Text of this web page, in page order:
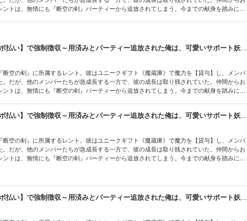
ントは、無情にも『断空の剣』パーティーから追放されてしまう。今までの献身を踏みにじ
貸した魔力は【リボ払い】で強制徴収～用済みとパーティー追放された俺は、可愛いサポート妖精と一緒に取り立てた魔力を運用して最強を目指す。～（単話版）第13話
断空の剣』に所属するレント。彼はユニークギフト《魔蔵庫》で魔力を【貸与】し、メンバ
。だが、他のメンバーたちが急成長する一方で、彼の成長は取り残されていた。仲間からお
ントは、無情にも『断空の剣』パーティーから追放されてしまう。今までの献身を踏みにじ
／フレックスコミックス
貸した魔力は【リボ払い】で強制徴収～用済みとパーティー追放された俺は、可愛いサポート妖精と一緒に取り立てた魔力を運用して最強を目指す。～（単話版）第14話
断空の剣』に所属するレント。彼はユニークギフト《魔蔵庫》で魔力を【貸与】し、メンバ
。だが、他のメンバーたちが急成長する一方で、彼の成長は取り残されていた。仲間からお
ントは、無情にも『断空の剣』パーティーから追放されてしまう。今までの献身を踏みにじ
／フレックスコミックス
貸した魔力は【リボ払い】で強制徴収～用済みとパーティー追放された俺は、可愛いサポート妖精と一緒に取り立てた魔力を運用して最強を目指す。～（単話版）第15話